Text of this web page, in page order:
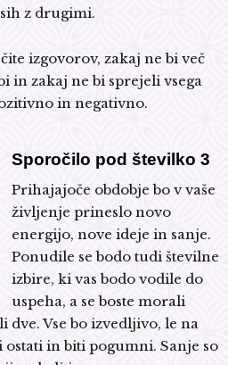
z drugimi.
izgovorov, zakaj ne bi več
in zakaj ne bi sprejeli vsega
in negativno.
Sporočilo pod številko 3
Prihajajoče obdobje bo v vaše
življenje prineslo novo
energijo, nove ideje in sanje.
Ponudile se bodo tudi številne
izbire, ki vas bodo vodile do
uspeha, a se boste morali
dve. Vse bo izvedljivo, le na
in biti pogumni. Sanje so